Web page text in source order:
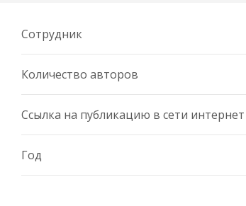
Сотрудник
Количество авторов
Ссылка на публикацию в сети интернет
Год